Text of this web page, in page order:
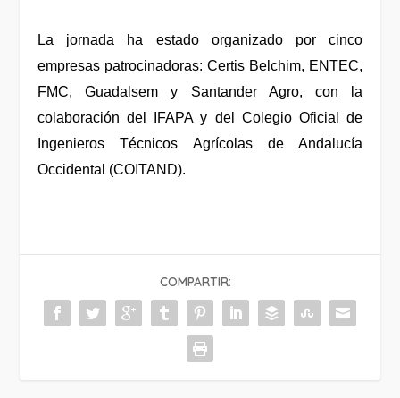
La jornada ha estado organizado por cinco
empresas patrocinadoras: Certis Belchim, ENTEC,
FMC, Guadalsem y Santander Agro, con la
colaboración del IFAPA y del Colegio Oficial de
Ingenieros Técnicos Agrícolas de Andalucía
Occidental (COITAND).
COMPARTIR: